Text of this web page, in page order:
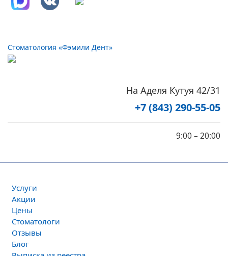
Стоматология «Фэмили Дент»
На Аделя Кутуя 42/31
+7 (843) 290-55-05
9:00 – 20:00
Услуги
Акции
Цены
Стоматологи
Отзывы
Блог